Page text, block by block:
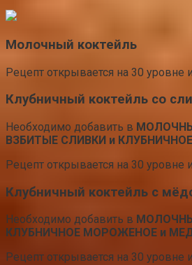
Молочный коктейль
Рецепт открывается на 30 уровне
Клубничный коктейль со
Необходимо добавить в
ВЗБИТЫЕ СЛИВКИ и
Рецепт открывается на 30 уровне
Клубничный коктейль с
Необходимо добавить в
КЛУБНИЧНОЕ МОРОЖЕНОЕ и
Рецепт открывается на 30 уровне